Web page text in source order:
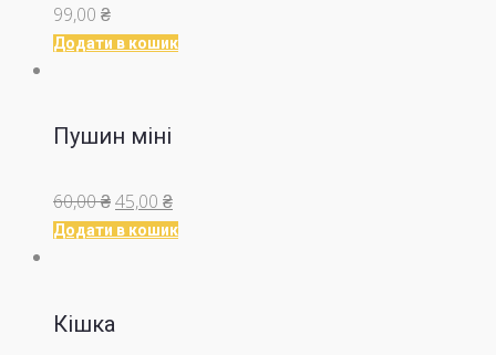
99,00 ₴
Додати в кошик
Пушин міні
60,00₴Оригінальна
ціна:
45,00 ₴Поточна
ціна:
Додати в кошик
Кішка